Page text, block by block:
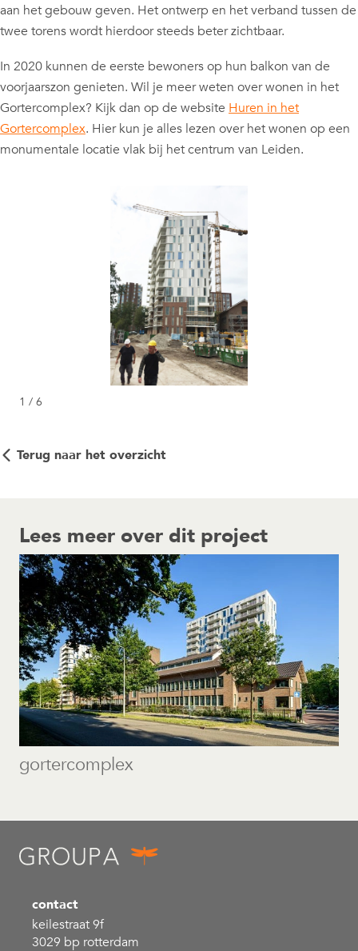
aan het gebouw geven. Het ontwerp en het verband tussen de
twee torens wordt hierdoor steeds beter zichtbaar.
In 2020 kunnen de eerste bewoners op hun balkon van de
voorjaarszon genieten. Wil je meer weten over wonen in het
Gortercomplex? Kijk dan op de website Huren in het
Gortercomplex. Hier kun je alles lezen over het wonen op een
monumentale locatie vlak bij het centrum van Leiden.
1 / 6
Terug naar het overzicht
Lees meer over dit project
gortercomplex
contact
keilestraat 9f
3029 bp rotterdam